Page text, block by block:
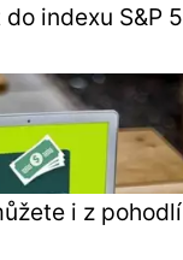
indexu S&P
i z